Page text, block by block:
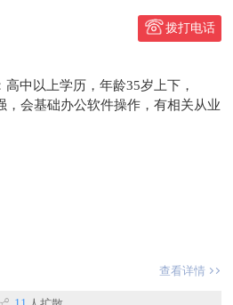
拨打电话
中以上学历，年龄35岁上下，
，会基础办公软件操作，有相关从业
查看详情